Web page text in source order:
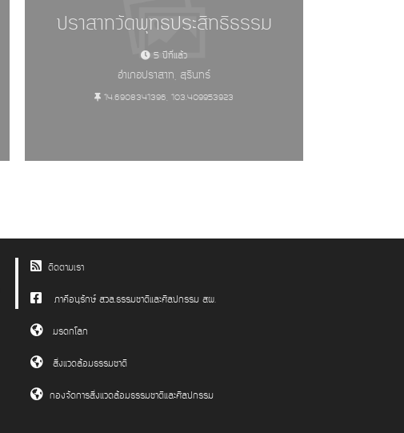
ปราสาทวัดพุทธประสิทธิธรรม
5 ปีที่แล้ว
อำเภอปราสาท, สุรินทร์
14.6908341396, 103.409953923
ติดตามเรา
ภาคีอนุรักษ์ สวล.ธรรมชาติและศิลปกรรม สผ.
มรดกโลก
สิ่งแวดล้อมธรรมชาติ
กองจัดการสิ่งแวดล้อมธรรมชาติและศิลปกรรม